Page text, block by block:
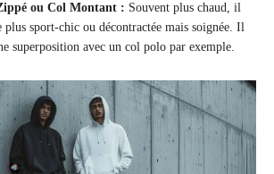
ou Col Montant : Souvent plus chaud, il
plus sport-chic ou décontractée mais soignée. Il
superposition avec un col polo par exemple.